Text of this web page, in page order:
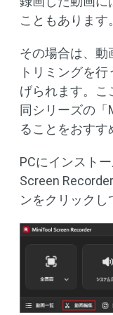
こともあります。
その場合は、動
トリミングを
げられます。こ
同シリーズの
ることをおすす
PCにインスト
Screen
ンをクリックし